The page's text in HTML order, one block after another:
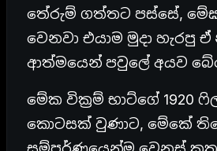
තේරුම් ගත්තට පස්සේ,
වෙනවා එයාම මුදා හැරපු
ආත්මයෙන් පවුලේ අයව
මේක වික්‍රම් භාට්ගේ 1920
කොටසක් වුණාට, මේකේ